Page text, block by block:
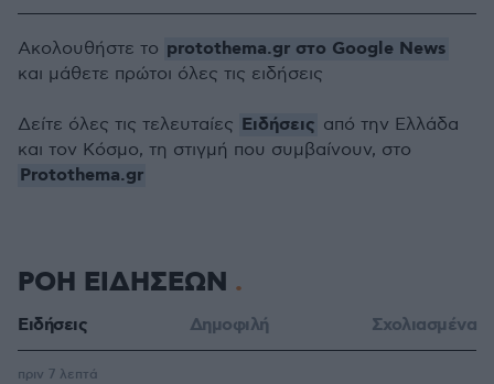
Ακολουθήστε το protothema.gr στο Google News
και μάθετε πρώτοι όλες τις ειδήσεις
Δείτε όλες τις τελευταίες Ειδήσεις από την Ελλάδα
και τον Κόσμο, τη στιγμή που συμβαίνουν, στο
Protothema.gr
ΡΟΗ ΕΙΔΗΣΕΩΝ
Ειδήσεις Δημοφιλή Σχολιασμένα
πριν 7 λεπτά